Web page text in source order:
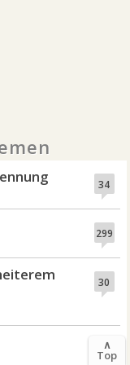
34
299
30
35
∧
Top